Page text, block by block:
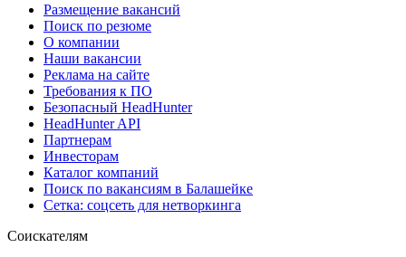
Размещение вакансий
Поиск по резюме
О компании
Наши вакансии
Реклама на сайте
Требования к ПО
Безопасный HeadHunter
HeadHunter API
Партнерам
Инвесторам
Каталог компаний
Поиск по вакансиям в Балашейке
Сетка: соцсеть для нетворкинга
Соискателям